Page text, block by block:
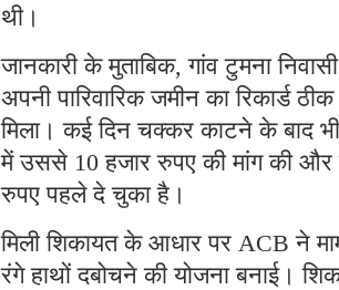
थी।
जानकारी के मुताबिक, गांव टुमना
अपनी पारिवारिक जमीन का रिकार्ड
मिला। कई दिन चक्कर काटने के बाद
में उससे 10 हजार रुपए की मांग की और
रुपए पहले दे चुका है।
मिली शिकायत के आधार पर ACB ने
रंगे हाथों दबोचने की योजना बनाई।